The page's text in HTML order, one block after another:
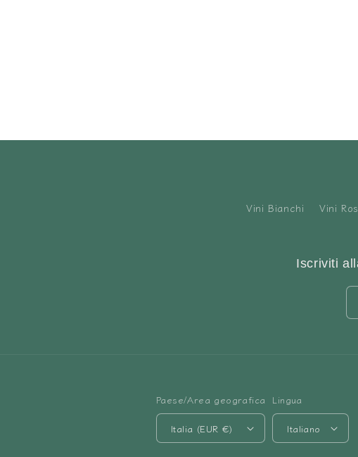
Vini Bianchi Vini
Iscriviti
Paese/Area geografica
Italia (EUR €)
Lingua
Italiano